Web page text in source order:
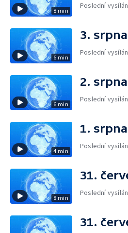
8 min
Poslední
6 min
3.
Poslední
6 min
2.
Poslední
4 min
1.
Poslední
8 min
31.
Poslední
31.